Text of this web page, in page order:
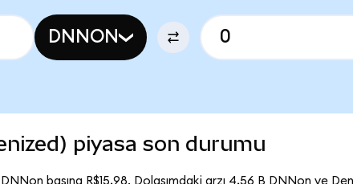
DNNON
piyasa son durumu
başına R$15,98. Dolaşımdaki arzı 4,56 B DNNon ve